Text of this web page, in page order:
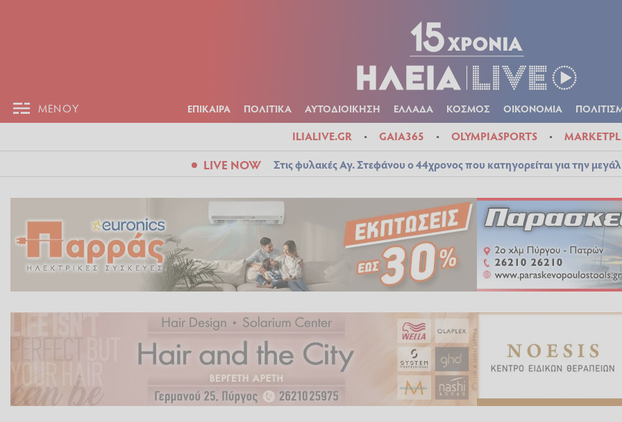
ΜΕΝΟΥ ΕΠΙΚΑΙΡΑ ΠΟΛΙΤΙΚΑ ΑΥΤΟΔΙΟΙΚΗΣΗ ΕΛΛΑΔΑ ΚΟΣΜΟΣ ΟΙΚΟΝΟΜΙΑ
ILIALIVE.GR GAIA365 OLYMPIASPORTS
LIVE NOW Στις φυλακές Αγ. Στεφάνου ο 44χρονος που κατηγορείται για την